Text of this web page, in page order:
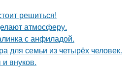
решиться!
атмосферу.
с анфиладой.
для семьи из четырёх человек.
внуков.